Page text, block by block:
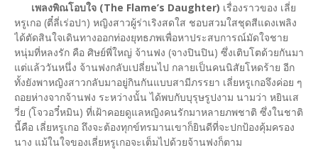
เพลงพิณโอบใจ (The Flame’s Daughter) เรื่องราวของ เลี่ย
หรูเกอ (ตี๋ลี่เร่อปา) หญิงสาวผู้ร่าเริงสดใส ชอบสวมใสชุดสีแดงเพลิง
ได้ตัดสินใจเดินทางออกท่องยุทธภพเพื่อหาประสบการณ์มัดใจชาย
หนุ่มที่หลงรัก คือ ศิษย์พี่ใหญ่ จ้านฟง (จางปินปิน) ซึ่งเติบโตด้วยกันมา
แต่แล้ววันหนึ่ง จ้านฟงกลับเปลี่ยนไป กลายเป็นคนนิสัยโหดร้าย อีก
ทั้งยังพาหญิงสาวกลับมาอยู่กินกันแบบสามีภรรยา เลี่ยหรูเกอจึงค่อย ๆ
ถอยห่างจากจ้านฟง ระหว่างนั้น ได้พบกับบุรุษรูปงาม นามว่า หยินเส
วี่ย (โจวอวี๋หมิน) ที่เฝ้าคอยดูแลหญิงคนรักมาหลายภพชาติ ซึ่งในชาติ
นี้คือ เลี่ยหรูเกอ ถึงจะต้องทุกข์ทรมานเขาก็ยินดีที่จะปกป้องคุ้มครอง
นาง แม้ในใจของเลี่ยหรูเกอจะเต็มไปด้วยจ้านฟงก็ตาม